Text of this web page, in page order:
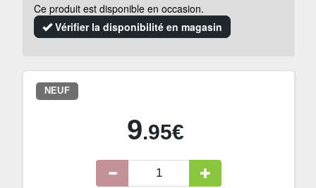
Ce produit est disponible en occasion.
Vérifier la disponibilité en magasin
NEUF
9.95€